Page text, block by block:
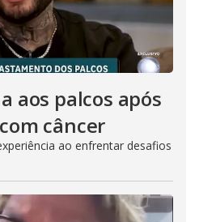
aos palcos após
câncer
ao enfrentar desafios